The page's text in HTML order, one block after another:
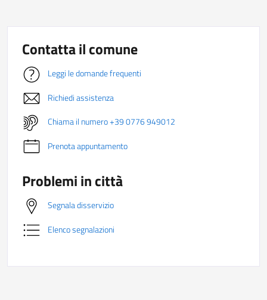
Contatta il comune
Leggi le domande frequenti
Richiedi assistenza
Chiama il numero +39 0776 949012
Prenota appuntamento
Problemi in città
Segnala disservizio
Elenco segnalazioni